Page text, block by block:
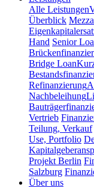
Alle Leistungen
Überblick
Hand Senior
Bridge Loan
Refinanzierung
Nachbeleihung
Vertrieb
Teilung, Verkauf
Use, Portfolio
Projekt Berlin
Salzburg
Über uns